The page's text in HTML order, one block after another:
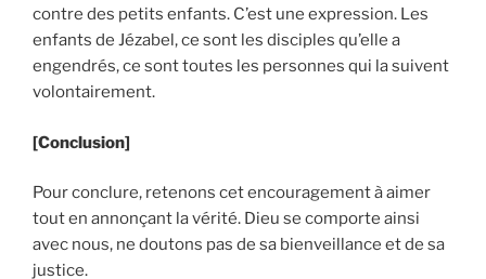
contre des petits enfants. C’est une expression. Les
enfants de Jézabel, ce sont les disciples qu’elle a
engendrés, ce sont toutes les personnes qui la suivent
volontairement.
[Conclusion]
Pour conclure, retenons cet encouragement à aimer
tout en annonçant la vérité. Dieu se comporte ainsi
avec nous, ne doutons pas de sa bienveillance et de sa
justice.